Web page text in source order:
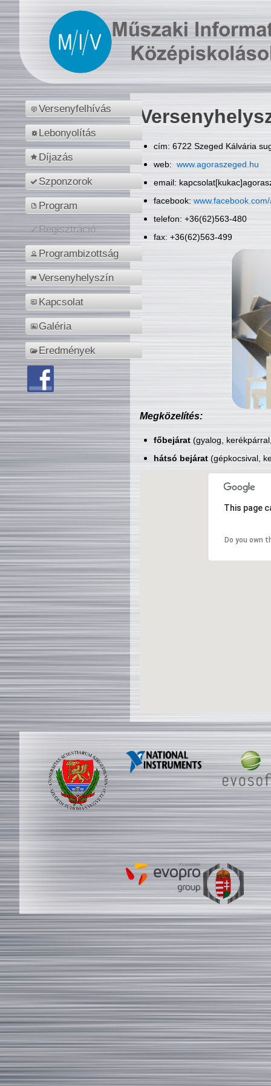
Versenyfelhívás
Lebonyolítás
Díjazás
Szponzorok
Program
Regisztráció
Programbizottság
Versenyhelyszín
Kapcsolat
Galéria
Eredmények
cím: 6722 Szeged Kálvária
web: www.agoraszeged.hu
email:
facebook:
telefon: +36(62)563-480
fax: +36(62)563-499
Megközelítés:
főbejárat(gyalog,
hátsó bejárat(gépkocsival,
This page
Do you own